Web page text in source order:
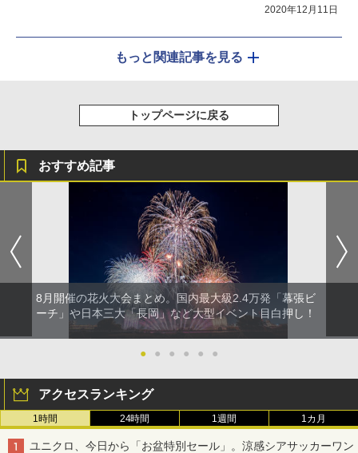
2020年12月11日
もっと関連記事を見る
トップページに戻る
おすすめ記事
8月開催の花火大会まとめ。国内最大級2.4万発「幕張ビ
ーチ」や日本三大「長岡」など大型イベント目白押し！
● ● ● ● ● ●
アクセスランキング
1時間 24時間 1週間 1カ月
ユニクロ、今日から「お盆特別セール」。涼感シアサッカーワン